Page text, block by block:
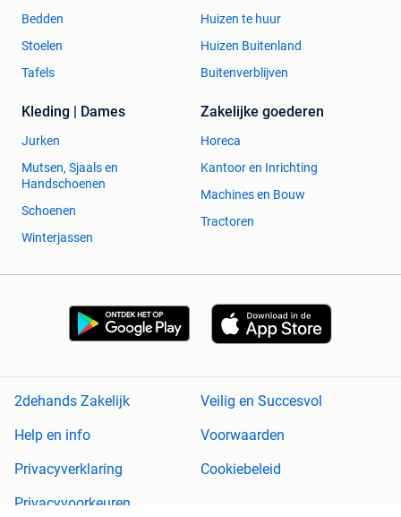
Bedden
Stoelen
Tafels
Huizen te huur
Huizen Buitenland
Buitenverblijven
Kleding | Dames
Jurken
Mutsen, Sjaals en
Handschoenen
Schoenen
Winterjassen
Zakelijke goederen
Horeca
Kantoor en Inrichting
Machines en Bouw
Tractoren
2dehands Zakelijk
Veilig en Succesvol
Help en info
Voorwaarden
Privacyverklaring
Cookiebeleid
Privacyvoorkeuren